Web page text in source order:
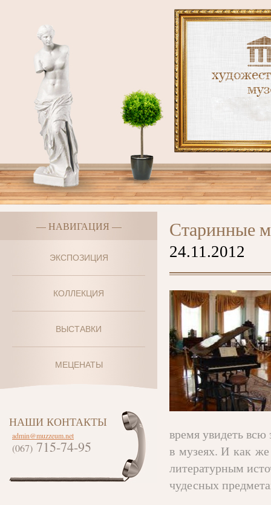
— НАВИГАЦИЯ —
ЭКСПОЗИЦИЯ
КОЛЛЕКЦИЯ
ВЫСТАВКИ
МЕЦЕНАТЫ
НАШИ КОНТАКТЫ
admin@muzzeum.net
(067) 715-74-95
Старинные
24.11.2012
время увидеть
в музеях. И как же
литературным
чудесных